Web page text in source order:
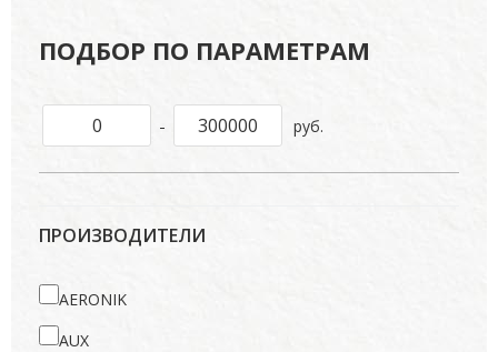
ПОДБОР ПО ПАРАМЕТРАМ
- руб.
ПРОИЗВОДИТЕЛИ
AERONIK
AUX